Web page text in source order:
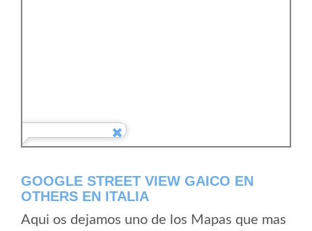
GOOGLE STREET VIEW GAICO EN
OTHERS EN ITALIA
Aqui os dejamos uno de los Mapas que mas